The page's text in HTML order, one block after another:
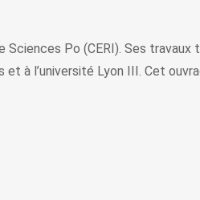
Po (CERI). Ses
et à l’université Lyon III. Cet